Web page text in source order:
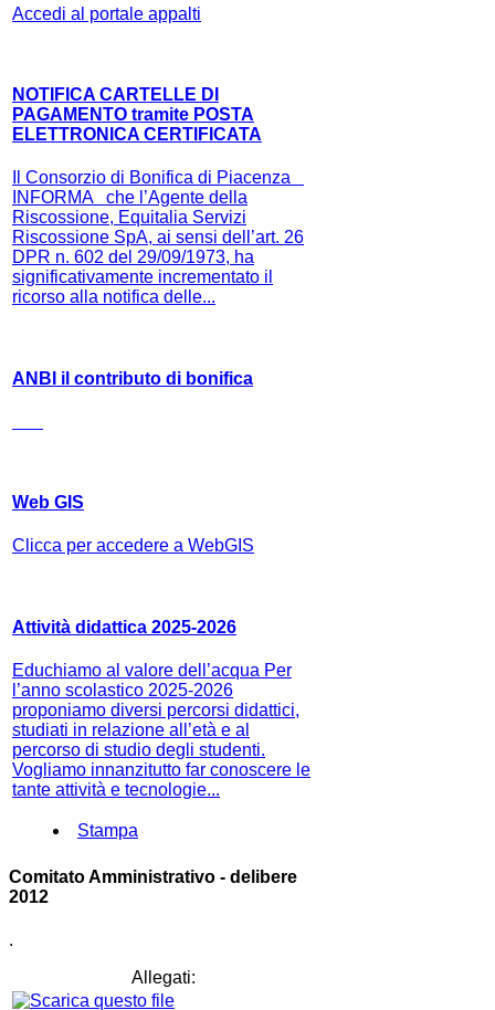
Accedi al portale appalti
NOTIFICA CARTELLE DI
PAGAMENTO tramite POSTA
ELETTRONICA CERTIFICATA
Il Consorzio di Bonifica di Piacenza
INFORMA che l’Agente della
Riscossione, Equitalia Servizi
Riscossione SpA, ai sensi dell’art. 26
DPR n. 602 del 29/09/1973, ha
significativamente incrementato il
ricorso alla notifica delle...
ANBI il contributo di bonifica
Web GIS
Clicca per accedere a WebGIS
Attività didattica 2025-2026
Educhiamo al valore dell’acqua Per
l’anno scolastico 2025-2026
proponiamo diversi percorsi didattici,
studiati in relazione all’età e al
percorso di studio degli studenti.
Vogliamo innanzitutto far conoscere le
tante attività e tecnologie...
Stampa
Comitato Amministrativo - delibere
2012
.
Allegati: